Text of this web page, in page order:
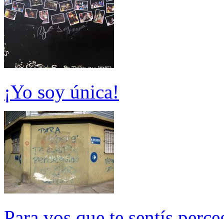
¡Yo soy única!